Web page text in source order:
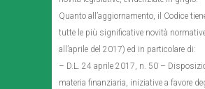
Quanto all’aggiornamento, il Codice
tutte le più significative novità
all’aprile del 2017) ed in particolare di:
– D.L. 24 aprile 2017, n. 50 –
materia finanziaria, iniziative a favore